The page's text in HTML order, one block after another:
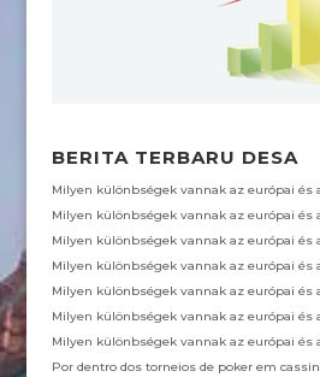
BERITA TERBARU DESA
Milyen különbségek vannak az európai és
Milyen különbségek vannak az európai és
Milyen különbségek vannak az európai és
Milyen különbségek vannak az európai és
Milyen különbségek vannak az európai és
Milyen különbségek vannak az európai és
Milyen különbségek vannak az európai és
Por dentro dos torneios de poker em